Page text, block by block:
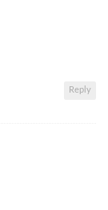
Reply